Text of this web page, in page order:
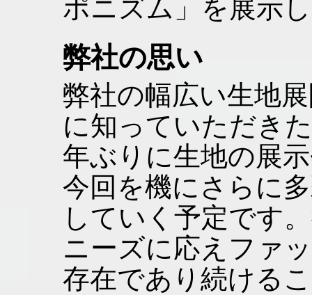
ポニズム」を展示
弊社の思い
弊社の幅広い生地
に知っていただき
年ぶりに生地の展
今回を機にさらに
していく予定です
ニーズに応えファ
存在であり続ける